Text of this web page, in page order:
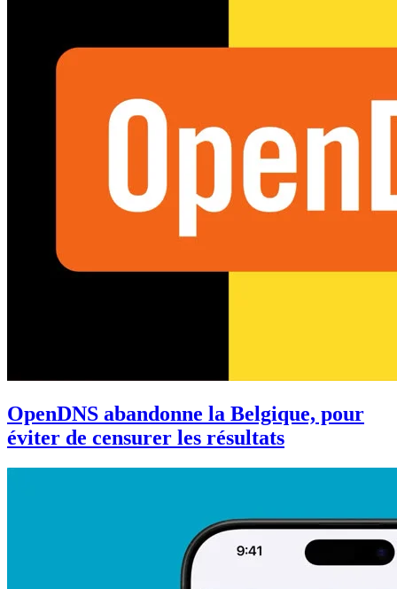
OpenDNS abandonne la Belgique, pour
éviter de censurer les résultats